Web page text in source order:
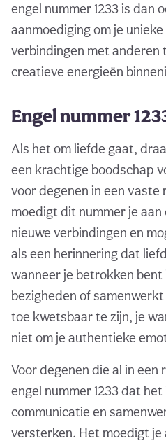
engel nummer 1233 is dan
aanmoediging om je
verbindingen met anderen
creatieve energieën
Engel nummer
Als het om liefde gaat,
een krachtige boodschap
voor degenen in een vaste
moedigt dit nummer je
nieuwe verbindingen en
als een herinnering dat
wanneer je betrokken bent
bezigheden of
toe kwetsbaar te zijn, je
niet om je authentieke
Voor degenen die al in
engel nummer 1233 dat
communicatie en
versterken. Het moedigt je